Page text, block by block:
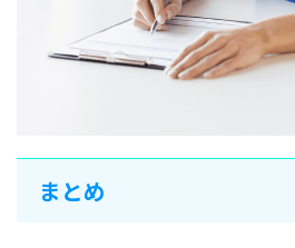
まとめ